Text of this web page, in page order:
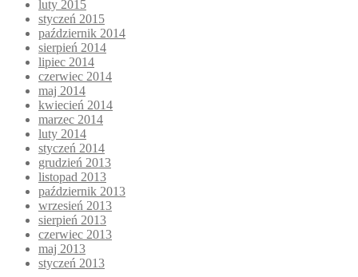
luty 2015
styczeń 2015
październik 2014
sierpień 2014
lipiec 2014
czerwiec 2014
maj 2014
kwiecień 2014
marzec 2014
luty 2014
styczeń 2014
grudzień 2013
listopad 2013
październik 2013
wrzesień 2013
sierpień 2013
czerwiec 2013
maj 2013
styczeń 2013